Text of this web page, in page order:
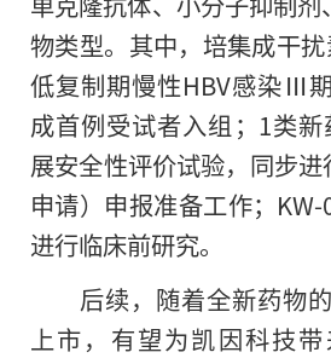
物类型。其中，培集成干
低复制期慢性HBV感染Ⅲ
成首例受试者入组；1类
展安全性评价试验，同步
申请）申报准备工作；
进行临床前研究。
后续，随着全新药物
上市，有望为凯因科技